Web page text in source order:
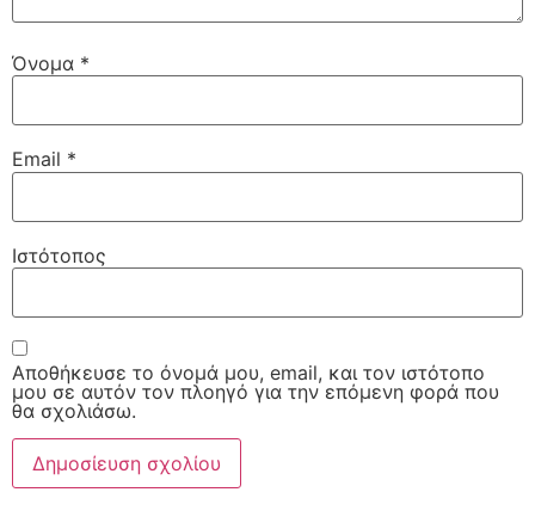
Όνομα *
Email *
Ιστότοπος
Αποθήκευσε το όνομά μου, email, και τον ιστότοπο
μου σε αυτόν τον πλοηγό για την επόμενη φορά που
θα σχολιάσω.